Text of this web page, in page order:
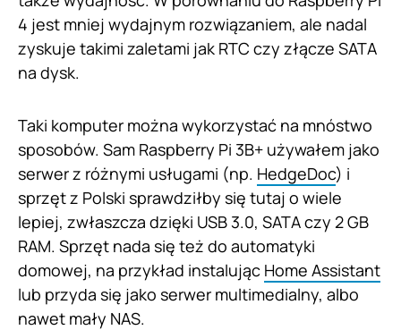
4 jest mniej wydajnym rozwiązaniem, ale nadal
zyskuje takimi zaletami jak RTC czy złącze SATA
na dysk.
Taki komputer można wykorzystać na mnóstwo
sposobów. Sam Raspberry Pi 3B+ używałem jako
serwer z różnymi usługami (np. HedgeDoc) i
sprzęt z Polski sprawdziłby się tutaj o wiele
lepiej, zwłaszcza dzięki USB 3.0, SATA czy 2 GB
RAM. Sprzęt nada się też do automatyki
domowej, na przykład instalując Home Assistant
lub przyda się jako serwer multimedialny, albo
nawet mały NAS.